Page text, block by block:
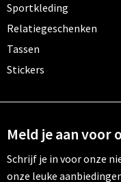
Sportkleding
Relatiegeschenken
Tassen
Stickers
Meld je aan voor
Schrijf je in voor onze
onze leuke